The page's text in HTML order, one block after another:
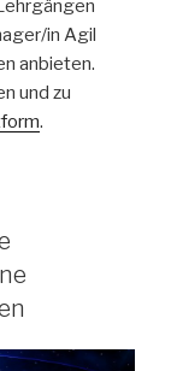
in Agil
anbieten.
und zu
.